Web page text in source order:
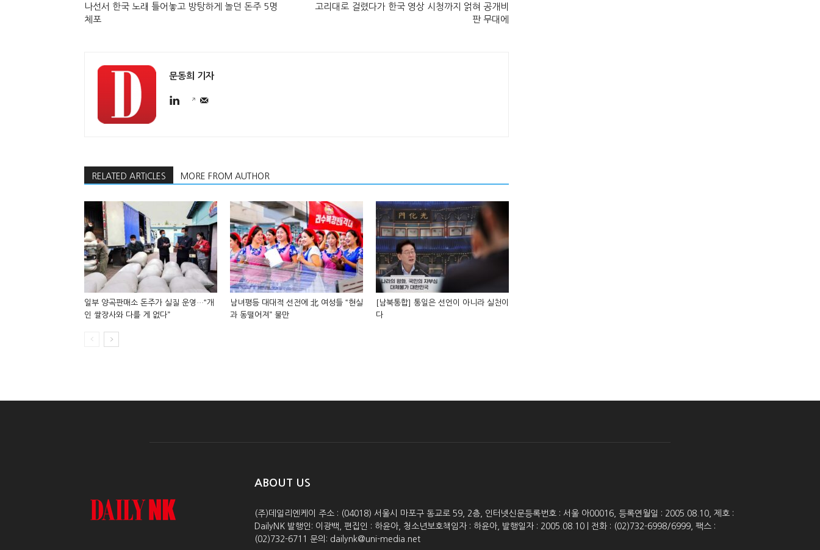
나선서 한국 노래 틀어놓고 방탕하게 놀던 돈주 5명
체포
고리대로 걸렸다가 한국 영상 시청까지 얽혀 공개비
판 무대에
문동희 기자
RELATED ARTICLES MORE FROM AUTHOR
일부 양곡판매소 돈주가 실질 운영…“개
인 쌀장사와 다를 게 없다”
남녀평등 대대적 선전에 北 여성들 “현실
과 동떨어져” 불만
[남북통합] 통일은 선언이 아니라 실천이
다
ABOUT US
(주)데일리엔케이 주소 : (04018) 서울시 마포구 동교로 59, 2층, 인터넷신문등록번호 : 서울 아00016, 등록연월일 : 2005.08.10, 제호 :
DailyNK 발행인: 이광백, 편집인 : 하윤아, 청소년보호책임자 : 하윤아, 발행일자 : 2005.08.10 | 전화 : (02)732-6998/6999, 팩스 :
(02)732-6711 문의: dailynk@uni-media.net